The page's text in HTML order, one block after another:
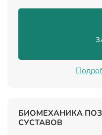
БИОМЕХАНИКА
СУСТАВОВ